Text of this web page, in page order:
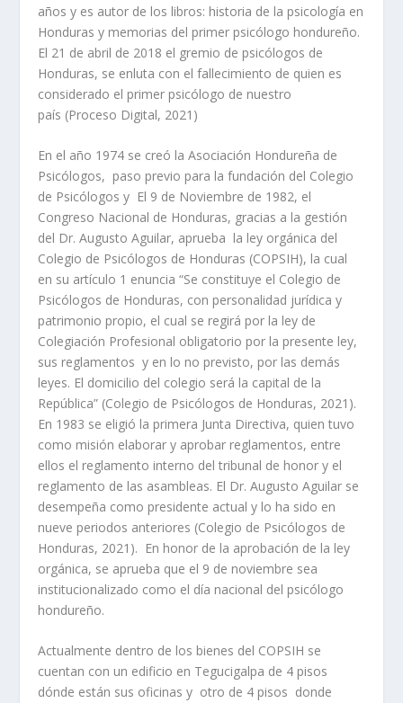
años y es autor de los libros: historia de la psicología en
Honduras y memorias del primer psicólogo hondureño.
El 21 de abril de 2018 el gremio de psicólogos de
Honduras, se enluta con el fallecimiento de quien es
considerado el primer psicólogo de nuestro
país (Proceso Digital, 2021)
En el año 1974 se creó la Asociación Hondureña de
Psicólogos, paso previo para la fundación del Colegio
de Psicólogos y El 9 de Noviembre de 1982, el
Congreso Nacional de Honduras, gracias a la gestión
del Dr. Augusto Aguilar, aprueba la ley orgánica del
Colegio de Psicólogos de Honduras (COPSIH), la cual
en su artículo 1 enuncia “Se constituye el Colegio de
Psicólogos de Honduras, con personalidad jurídica y
patrimonio propio, el cual se regirá por la ley de
Colegiación Profesional obligatorio por la presente ley,
sus reglamentos y en lo no previsto, por las demás
leyes. El domicilio del colegio será la capital de la
República” (Colegio de Psicólogos de Honduras, 2021).
En 1983 se eligió la primera Junta Directiva, quien tuvo
como misión elaborar y aprobar reglamentos, entre
ellos el reglamento interno del tribunal de honor y el
reglamento de las asambleas. El Dr. Augusto Aguilar se
desempeña como presidente actual y lo ha sido en
nueve periodos anteriores (Colegio de Psicólogos de
Honduras, 2021). En honor de la aprobación de la ley
orgánica, se aprueba que el 9 de noviembre sea
institucionalizado como el día nacional del psicólogo
hondureño.
Actualmente dentro de los bienes del COPSIH se
cuentan con un edificio en Tegucigalpa de 4 pisos
dónde están sus oficinas y otro de 4 pisos donde